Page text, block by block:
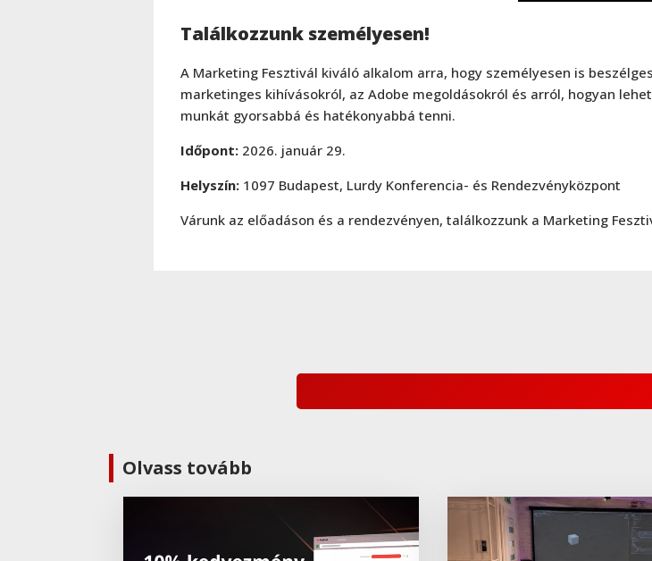
Találkozzunk személyesen!
A Marketing Fesztivál kiváló alkalom arra, hogy személyesen is
marketinges kihívásokról, az Adobe megoldásokról és arról, hogyan
munkát gyorsabbá és hatékonyabbá tenni.
Időpont: 2026. január 29.
Helyszín: 1097 Budapest, Lurdy Konferencia- és Rendezvényközpont
Várunk az előadáson és a rendezvényen, találkozzunk a Marketing
Olvass tovább